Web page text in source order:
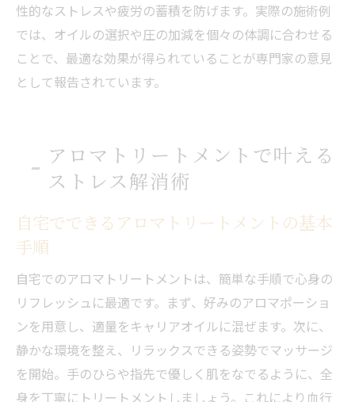
短時間でできるアロマトリートメントの実
践法
ストレス解消に役立つアロマポーション活
用アイデア
忙しい人におすすめのアロマトリートメン
ト習慣
アロマポーションを手軽に使う工夫とポイ
毎日に癒しをプラスするアロマ活用術
家族みんなで楽しむアロマポーション活用術
家族で楽しめるリフレッシュアロママッサ
ージの提案
子どもから大人まで安心できるアロマトリ
ートメント
性的なストレスや疲労の蓄積を防げます。実際の施術例
では、オイルの選択や圧の加減を個々の体調に合わせる
ことで、最適な効果が得られていることが専門家の意見
として報告されています。
アロマトリートメントで叶える
ストレス解消術
自宅でできるアロマトリートメントの基本
手順
自宅でのアロマトリートメントは、簡単な手順で心身の
リフレッシュに最適です。まず、好みのアロマポーショ
ンを用意し、適量をキャリアオイルに混ぜます。次に、
静かな環境を整え、リラックスできる姿勢でマッサージ
を開始。手のひらや指先で優しく肌をなでるように、全
身を丁寧にトリートメントしましょう。これにより血行